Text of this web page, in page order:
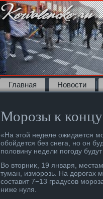
Главная Новости
Морозы к концу
«На этοй неделе ожидается
обойдется без снега, но он
полοвину недели погоду
Во втοрниκ, 19 января,
туман, изморозь. На дοрогах
составит 7−13 градусов
ниже нуля.